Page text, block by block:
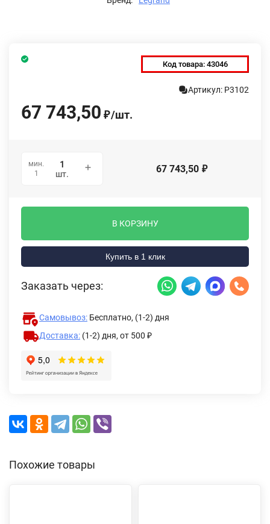
Код товара: 43046
Артикул: P3102
67 743,50 ₽/шт.
мин.
1
шт. 67 743,50 ₽
В КОРЗИНУ
Купить в 1 клик
Заказать через:
Самовывоз: Бесплатно, (1-2) дня
Доставка: (1-2) дня, от 500 ₽
Похожие товары